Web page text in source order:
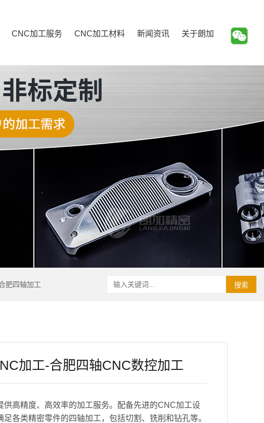
CNC加工服务 CNC加工材料 新闻资讯 关于朗加
肥四轴加工 搜索
加工-合肥四轴CNC数控加工
供高精度、高效率的加工服务。配备先进的CNC加工设
足各类精密零件的四轴加工，包括切割、铣削和钻孔等。